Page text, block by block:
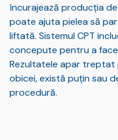
încurajează producția
poate ajuta pielea să
liftată. Sistemul CPT
concepute pentru a
Rezultatele apar treptat
obicei, există puțin sau
procedură.